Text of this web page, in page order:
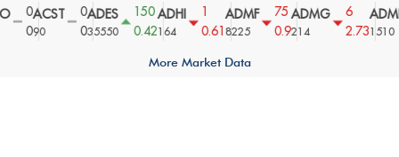
ACST
90
ADES
35550
150
0.42
ADHI
164
0.61
ADMF
8225
75
0.9
ADMG
214
2.73
ADMR
1510
More Market Data